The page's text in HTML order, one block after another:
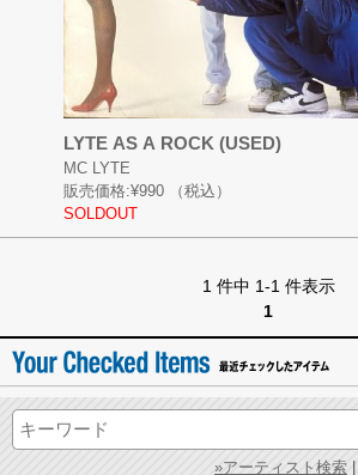
LYTE AS A ROCK (USED)
MC LYTE
販売価格:¥990
（税込）
SOLDOUT
1 件中 1-1 件表示
1
»アーティスト検索 |